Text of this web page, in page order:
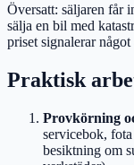
Översatt: säljaren får
sälja en bil med
priset signalerar
Praktisk
Provkörning
servicebok,
besiktning om